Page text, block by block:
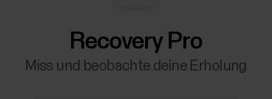
Recovery Pro
Miss und beobachte deine Erholung